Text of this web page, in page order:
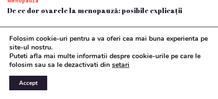
De ce dor ovarele la menopauză: posibile explicații
Folosim cookie-uri pentru a va oferi cea mai buna experienta pe
site-ul nostru.
Puteti afla mai multe informatii despre cookie-urile pe care le
folosim sau sa le dezactivati din setari
Accept